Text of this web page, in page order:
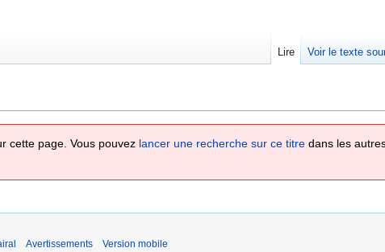
cette page. Vous pouvez lancer une recherche sur ce titre dans les
Lire Voir le texte
Avertissements Version mobile